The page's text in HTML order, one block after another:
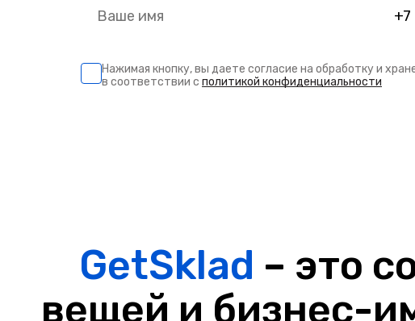
Нажимая кнопку, вы даете согласие на обработку и
в соответствии с политикой конфиденциальности
GetSklad – это
вещей и бизнес-